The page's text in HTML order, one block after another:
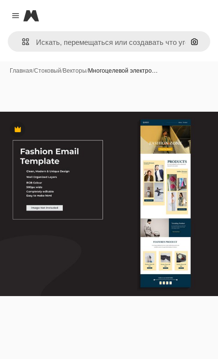
Close menu
Magnific
Поиск
Главная/Стоковый/Векторы/Многоцелевой электро…
Премиум